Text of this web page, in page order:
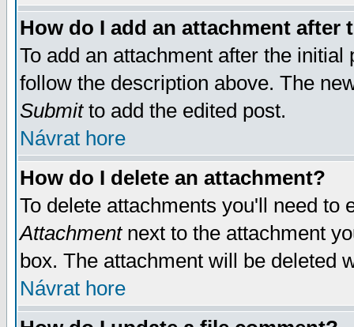
How do I add an attachment after
To add an attachment after the
follow the description above. The
Submitto add the edited post.
Návrat hore
How do I delete an attachment?
To delete attachments you'll need
Attachmentnext to the attachment
box. The attachment will be deleted
Návrat hore